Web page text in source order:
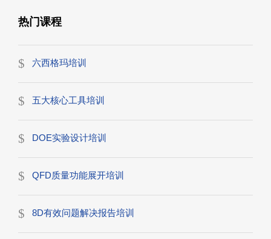
热门课程
六西格玛培训
五大核心工具培训
DOE实验设计培训
QFD质量功能展开培训
8D有效问题解决报告培训